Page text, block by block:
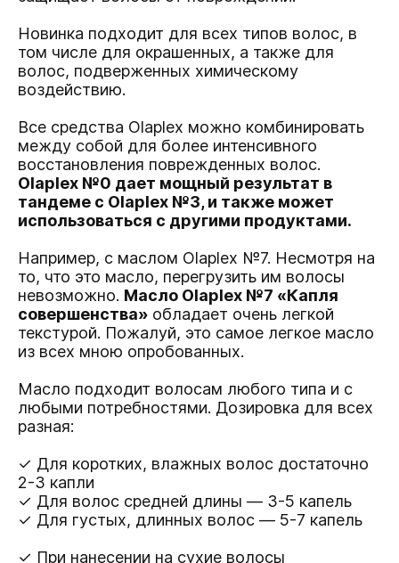
Новинка подходит для всех типов волос, в
том числе для окрашенных, а также для
волос, подверженных химическому
воздействию.
Все средства Olaplex можно комбинировать
между собой для более интенсивного
восстановления поврежденных волос.
Olaplex №0 дает мощный результат в
тандеме с Olaplex №3, и также может
использоваться с другими продуктами.
Например, c маслом Olaplex №7. Несмотря на
то, что это масло, перегрузить им волосы
невозможно. Масло Olaplex №7 «Капля
совершенства» обладает очень легкой
текстурой. Пожалуй, это самое легкое масло
из всех мною опробованных.
Масло подходит волосам любого типа и с
любыми потребностями. Дозировка для всех
разная:
✓ Для коротких, влажных волос достаточно
2-3 капли
✓ Для волос средней длины — 3-5 капель
✓ Для густых, длинных волос — 5-7 капель
✓ При нанесении на сухие волосы